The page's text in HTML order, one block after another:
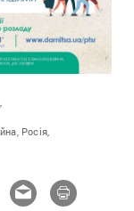
Росія,